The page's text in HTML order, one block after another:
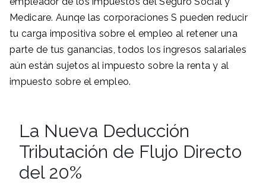
Medicare. Aunqe las corporaciones S pueden reducir
tu carga impositiva sobre el empleo al retener una
parte de tus ganancias, todos los ingresos salariales
aún están sujetos al impuesto sobre la renta y al
impuesto sobre el empleo.
La Nueva Deducción
Tributación de Flujo Directo
del 20%